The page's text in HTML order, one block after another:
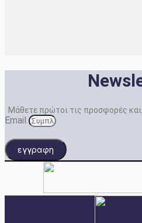
Μάθετε πρώτοι τις προσφορές
Email
εγγραφη